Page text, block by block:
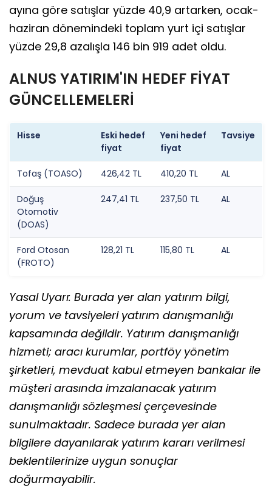
ayına göre satışlar yüzde 40,9 artarken, ocak-
haziran dönemindeki toplam yurt içi satışlar
yüzde 29,8 azalışla 146 bin 919 adet oldu.
ALNUS YATIRIM'IN HEDEF FİYAT
GÜNCELLEMELERİ
Hisse
Eski hedef
fiyat
Yeni hedef
fiyat
Tavsiye
Tofaş (TOASO) 426,42 TL 410,20 TL AL
Doğuş
Otomotiv
(DOAS)
247,41 TL 237,50 TL AL
Ford Otosan
(FROTO)
128,21 TL 115,80 TL AL
Yasal Uyarı: Burada yer alan yatırım bilgi,
yorum ve tavsiyeleri yatırım danışmanlığı
kapsamında değildir. Yatırım danışmanlığı
hizmeti; aracı kurumlar, portföy yönetim
şirketleri, mevduat kabul etmeyen bankalar ile
müşteri arasında imzalanacak yatırım
danışmanlığı sözleşmesi çerçevesinde
sunulmaktadır. Sadece burada yer alan
bilgilere dayanılarak yatırım kararı verilmesi
beklentilerinize uygun sonuçlar
doğurmayabilir.